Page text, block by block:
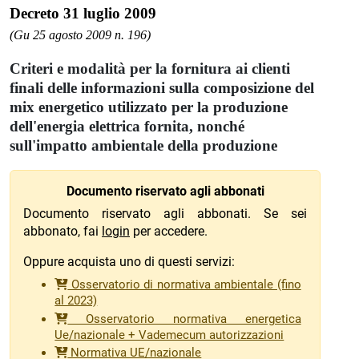
Decreto 31 luglio 2009
(Gu 25 agosto 2009 n. 196)
Criteri e modalità per la fornitura ai clienti
finali delle informazioni sulla composizione del
mix energetico utilizzato per la produzione
dell'energia elettrica fornita, nonché
sull'impatto ambientale della produzione
Documento riservato agli abbonati
Documento riservato agli abbonati. Se sei
abbonato, fai login per accedere.
Oppure acquista uno di questi servizi:
Osservatorio di normativa ambientale (fino
al 2023)
Osservatorio normativa energetica
Ue/nazionale + Vademecum autorizzazioni
Normativa UE/nazionale